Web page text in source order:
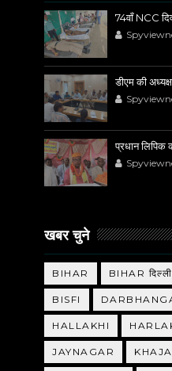
74वाँ NCC
डीएम की
प्रधान लिपिक
खबर चुने
BIHAR BIHAR दिल्ली
BISFI
HALLAKHI
JAYNAGAR